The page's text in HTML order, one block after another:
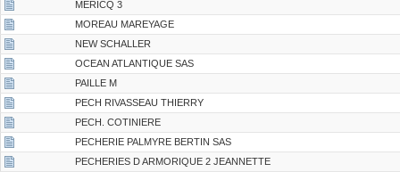
MERICQ 3
MOREAU MAREYAGE
NEW SCHALLER
OCEAN ATLANTIQUE SAS
PAILLE M
PECH RIVASSEAU THIERRY
PECH. COTINIERE
PECHERIE PALMYRE BERTIN SAS
PECHERIES D ARMORIQUE 2 JEANNETTE